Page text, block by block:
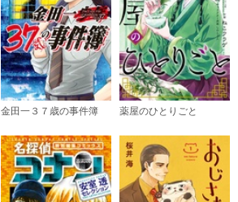
（６）
必要ポイント：480
購入する
必要ポイント：480
購入する
金田一３７歳の事件簿 薬屋のひとりごと